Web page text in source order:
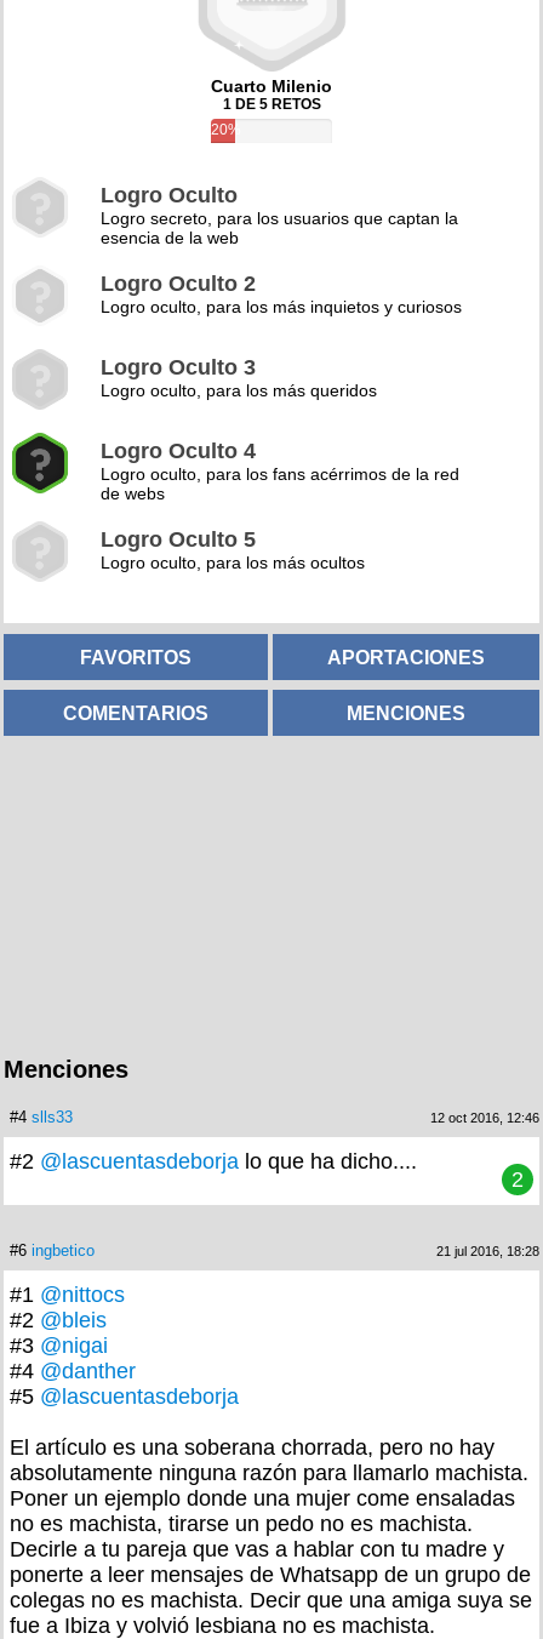
Cuarto Milenio
1 DE 5 RETOS
20%
Logro Oculto
Logro secreto, para los usuarios que captan la
esencia de la web
Logro Oculto 2
Logro oculto, para los más inquietos y curiosos
Logro Oculto 3
Logro oculto, para los más queridos
Logro Oculto 4
Logro oculto, para los fans acérrimos de la red
de webs
Logro Oculto 5
Logro oculto, para los más ocultos
FAVORITOS APORTACIONES
COMENTARIOS MENCIONES
Menciones
#4 slls33 12 oct 2016, 12:46
#2 @lascuentasdeborja lo que ha dicho....
2
#6 ingbetico 21 jul 2016, 18:28
#1 @nittocs
#2 @bleis
#3 @nigai
#4 @danther
#5 @lascuentasdeborja
El artículo es una soberana chorrada, pero no hay
absolutamente ninguna razón para llamarlo machista.
Poner un ejemplo donde una mujer come ensaladas
no es machista, tirarse un pedo no es machista.
Decirle a tu pareja que vas a hablar con tu madre y
ponerte a leer mensajes de Whatsapp de un grupo de
colegas no es machista. Decir que una amiga suya se
fue a Ibiza y volvió lesbiana no es machista.